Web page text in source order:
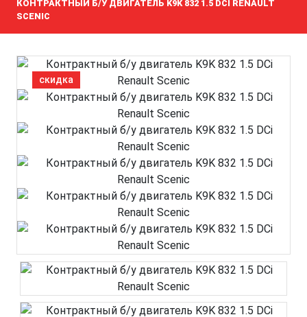
КОНТРАКТНЫЙ Б/У ДВИГАТЕЛЬ K9K 832 1.5 DCI RENAULT
SCENIC
скидка